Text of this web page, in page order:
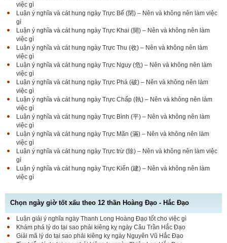
việc gì
Luận ý nghĩa và cát hung ngày Trực Bế (閉) – Nên và không nên làm việc
gì
Luận ý nghĩa và cát hung ngày Trực Khai (開) – Nên và không nên làm
việc gì
Luận ý nghĩa và cát hung ngày Trực Thu (收) – Nên và không nên làm
việc gì
Luận ý nghĩa và cát hung ngày Trực Nguy (危) – Nên và không nên làm
việc gì
Luận ý nghĩa và cát hung ngày Trực Phá (破) – Nên và không nên làm
việc gì
Luận ý nghĩa và cát hung ngày Trực Chấp (執) – Nên và không nên làm
việc gì
Luận ý nghĩa và cát hung ngày Trực Bình (平) – Nên và không nên làm
việc gì
Luận ý nghĩa và cát hung ngày Trực Mãn (滿) – Nên và không nên làm
việc gì
Luận ý nghĩa và cát hung ngày Trực trừ (除) – Nên và không nên làm việc
gì
Luận ý nghĩa và cát hung ngày Trực Kiến (建) – Nên và không nên làm
việc gì
Chọn ngày giờ tốt xấu theo 12 thần Hoàng Đạo - Hắc Đạo
Luận giải ý nghĩa ngày Thanh Long Hoàng Đạo tốt cho việc gì
Khám phá lý do tại sao phải kiêng kỵ ngày Câu Trần Hắc Đạo
Giải mã lý do tại sao phải kiêng kỵ ngày Nguyên Vũ Hắc Đạo
Luận bàn Sao Phòng tốt hay xấu – Tính chất và ý
nghĩa Phòng Nhật Thố